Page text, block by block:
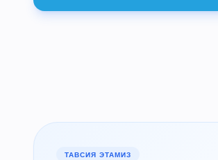
ТАВСИЯ ЭТАМИЗ